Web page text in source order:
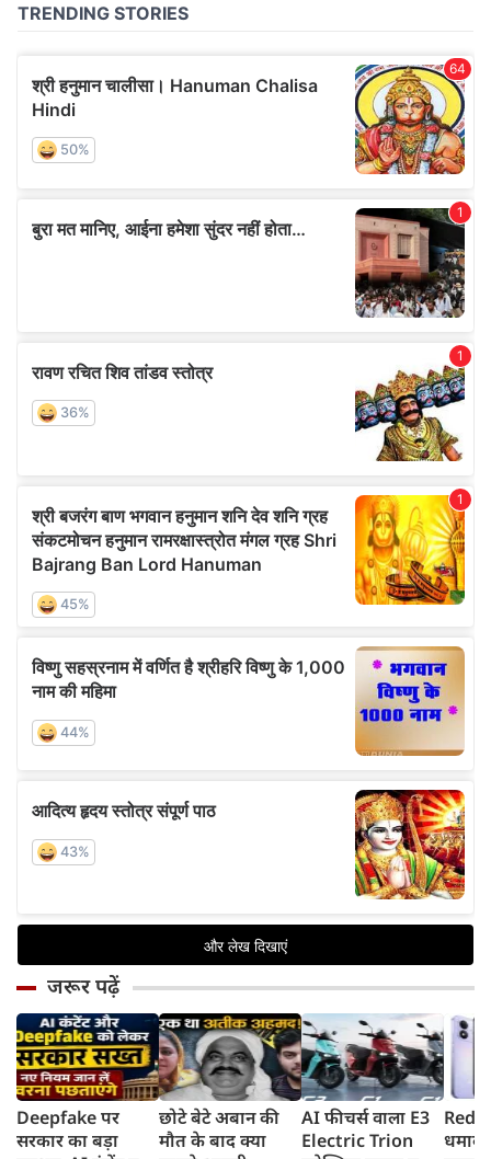
जरूर पढ़ें
Deepfake पर
सरकार का बड़ा
छोटे बेटे अबान की
मौत के बाद क्या
AI फीचर्स वाला E3
Electric Trion